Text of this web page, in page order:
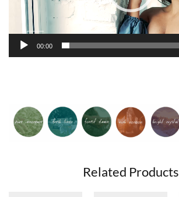
00:00
Related Products